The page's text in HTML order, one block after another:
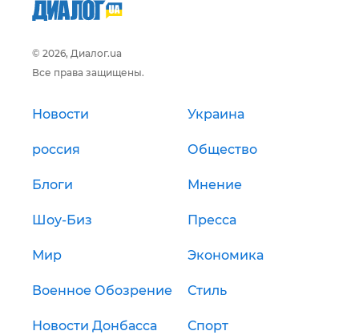
© 2026, Диалог.ua
Все права защищены.
Новости Украина
россия Общество
Блоги Мнение
Шоу-Биз Пресса
Мир Экономика
Военное Обозрение Стиль
Новости Донбасса Спорт